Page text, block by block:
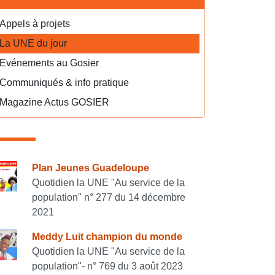
Appels à projets
La UNE du jour
Evénements au Gosier
Communiqués & info pratique
Magazine Actus GOSIER
également
Plan Jeunes Guadeloupe
Quotidien la UNE "Au service de la
population" n° 277 du 14 décembre
2021
Meddy Luit champion du monde
Quotidien la UNE "Au service de la
population"- n° 769 du 3 août 2023